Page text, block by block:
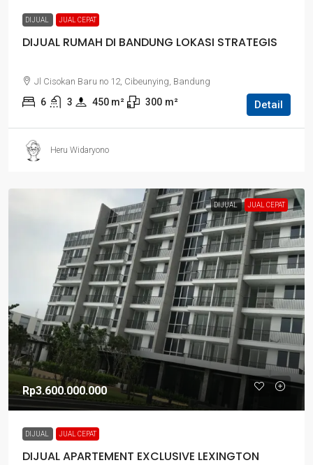
DIJUAL JUAL CEPAT
DIJUAL RUMAH DI BANDUNG LOKASI STRATEGIS
Jl Cisokan Baru no 12, Cibeunying, Bandung
6 3 450 m² 300 m² Detail
Heru Widaryono
DIJUAL JUAL CEPAT
Rp3.600.000.000
DIJUAL JUAL CEPAT
DIJUAL APARTEMENT EXCLUSIVE LEXINGTON